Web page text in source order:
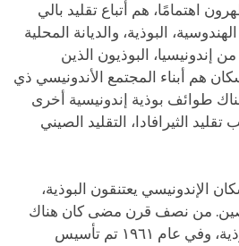
اهتمامًا، هم أتباع تقليد بالي
البوذية، والديانة المحلية
إندونيسيا، البوذيون الذين
السكان هم أبناء المجتمع الأندونيسي ذي
طوائف بوذية إندونيسية أخرى
الثيرافادا، التقليد الصيني
السكان الإندونيسي يعتنقون البوذية،
من نصف قرن مضى كان هناك
انحدارًا في الاهتمام بالبوذية، وفي عام ١٩٦١ تم تأسيس